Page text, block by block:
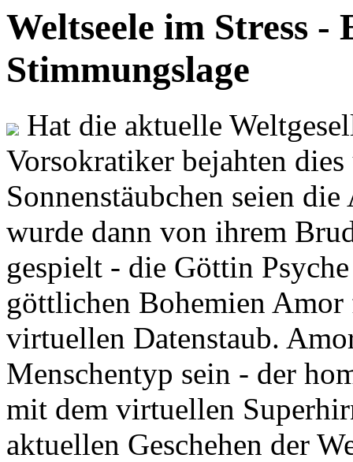
Weltseele im Stress -
Stimmungslage
Hat die aktuelle
Vorsokratiker bejahten
Sonnenstäubchen seien
wurde dann von ihrem
gespielt - die Göttin
göttlichen Bohemien
virtuellen Datenstaub.
Menschentyp sein - der
mit dem virtuellen
aktuellen Geschehen der